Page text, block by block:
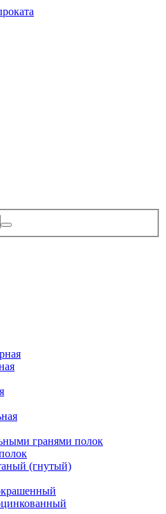
гранями полок
(гнутый)